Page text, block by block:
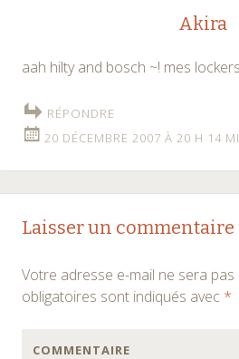
Akira
aah hilty and bosch ~! mes
RÉPONDRE
20 DÉCEMBRE 2007 À 20 H 14
Laisser un commentaire
Votre adresse e-mail ne sera pas
obligatoires sont indiqués avec *
COMMENTAIRE